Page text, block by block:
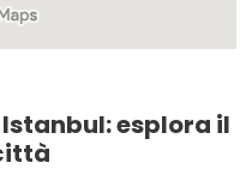
esplora il